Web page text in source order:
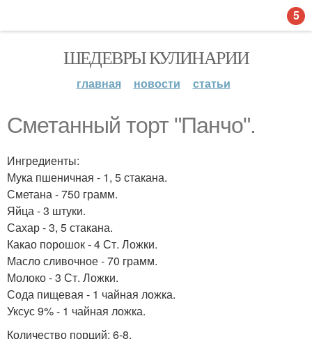
ШЕДЕВРЫ КУЛИНАРИИ
главная новости статьи
Сметанный торт "Панчо".
Ингредиенты:
Мука пшеничная - 1, 5 стакана.
Сметана - 750 грамм.
Яйца - 3 штуки.
Сахар - 3, 5 стакана.
Какао порошок - 4 Ст. Ложки.
Масло сливочное - 70 грамм.
Молоко - 3 Ст. Ложки.
Сода пищевая - 1 чайная ложка.
Уксус 9% - 1 чайная ложка.
Количество порций: 6-8.
5